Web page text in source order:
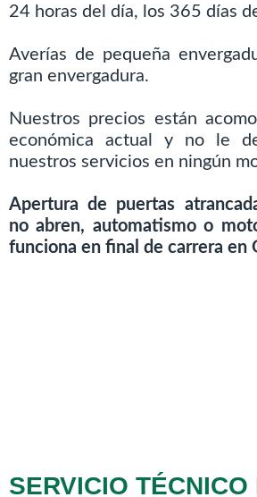
24 horas del día, los 365 días
Averías de pequeña
gran envergadura.
Nuestros precios están
económica actual y no le
nuestros servicios en ningún
Apertura de puertas
no abren, automatismo o
funciona en final de carrera en
SERVICIO TÉCNICO